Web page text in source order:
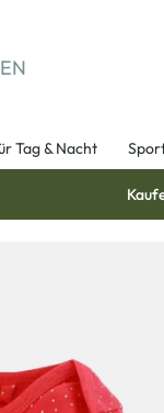
Tag & Nacht